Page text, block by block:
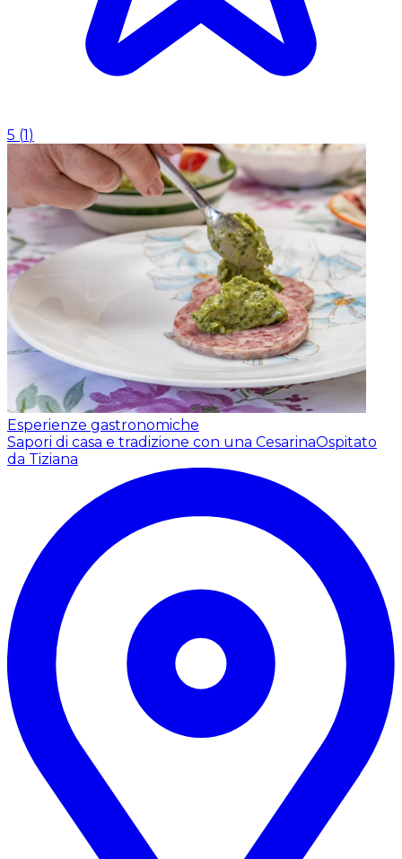
5 (1 )
Esperienze gastronomiche
Sapori di casa e tradizione con una CesarinaOspitato
da Tiziana